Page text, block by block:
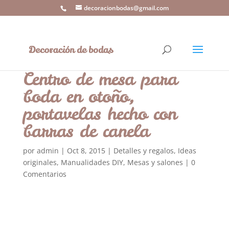
decoracionbodas@gmail.com
Centro de mesa para
boda en otoño,
portavelas hecho con
barras de canela
por admin | Oct 8, 2015| Detalles y regalos, Ideas
originales, Manualidades DIY, Mesas y salones | 0
Comentarios